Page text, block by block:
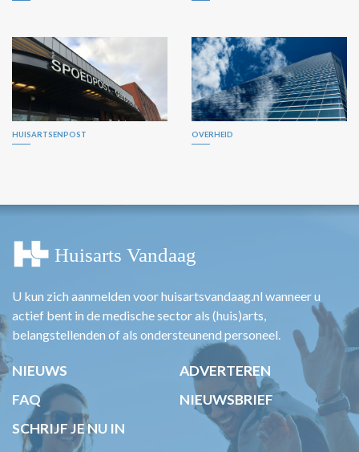
HUISARTSENPOST OVERHEID
U kun zich aanmelden voor huisartsvandaag.nl wanneer u
actief bent in de medische sector als (huis)arts,
belangstellenden of als ondersteunend personeel.
NIEUWS
ADVERTEREN
FAQ
NIEUWSBRIEF
SCHRIJF JE NU IN